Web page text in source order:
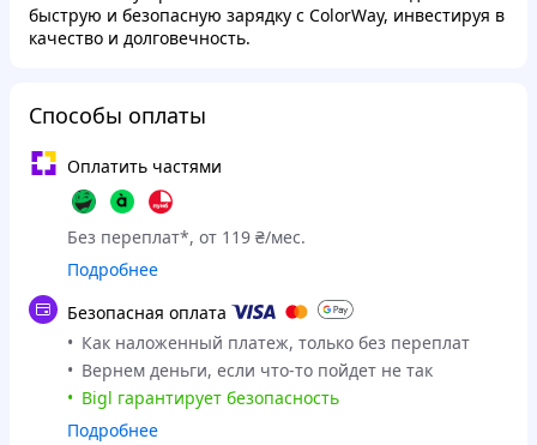
быструю и безопасную зарядку с ColorWay, инвестируя в
качество и долговечность.
Способы оплаты
Оплатить частями
Без переплат*, от 119 ₴/мес.
Подробнее
Безопасная оплата
Как наложенный платеж, только без переплат
Вернем деньги, если что-то пойдет не так
Bigl гарантирует безопасность
Подробнее